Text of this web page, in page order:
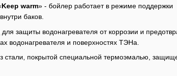
Keep warm» - бойлер работает в режиме поддержки
баков.
для защиты водонагревателя от коррозии и
водонагревателя и поверхностях ТЭНа.
стали, покрытой специальной термоэмалью,